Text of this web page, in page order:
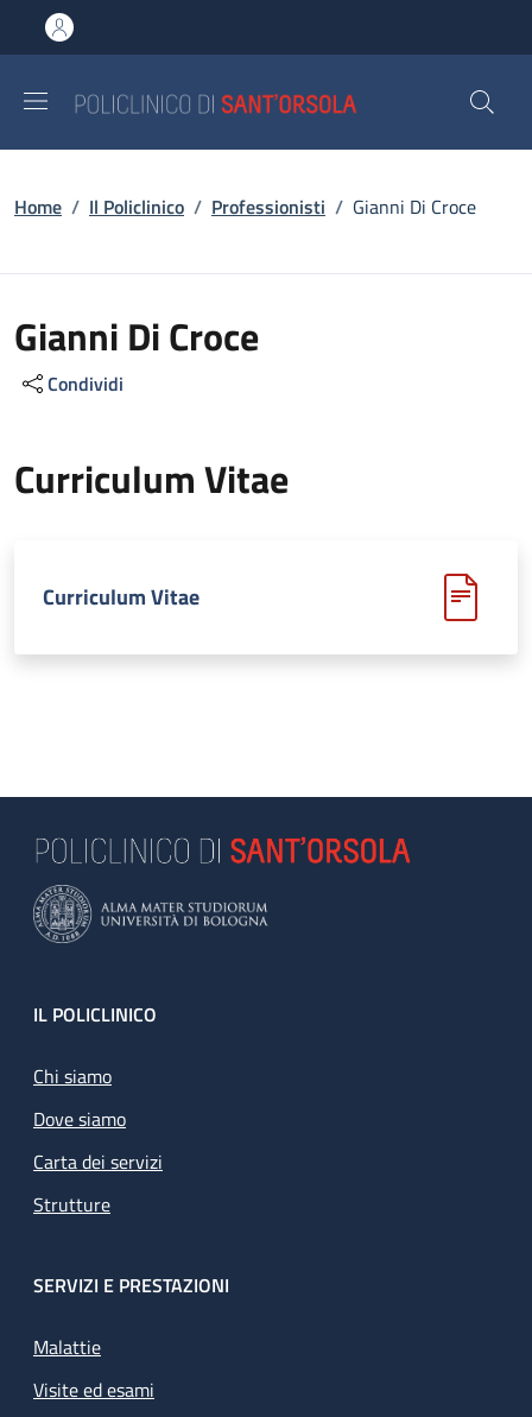
al contenuto principale
to footer content
Briciole di pane
Home / Il Policlinico / Professionisti / Gianni Di Croce
Gianni Di Croce
Condividi
Curriculum Vitae
Curriculum Vitae
Footer
IL POLICLINICO
Chi siamo
Dove siamo
Carta dei servizi
Strutture
SERVIZI E PRESTAZIONI
Malattie
Visite ed esami